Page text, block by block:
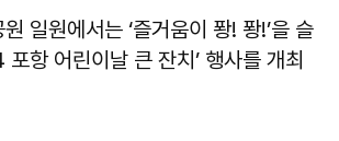
일원에서는 ‘즐거움이 퐝! 퐝!’을 슬
항 어린이날 큰 잔치’ 행사를 개최